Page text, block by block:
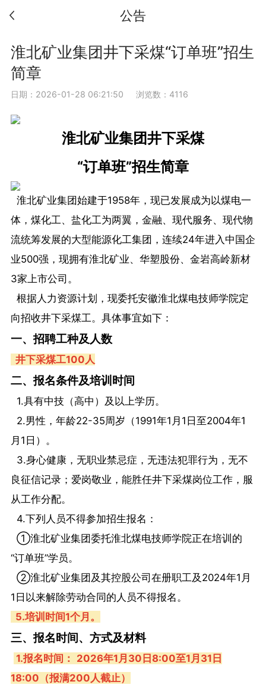
公告
淮北矿业集团井下采煤“订单班”招生
简章
日期：2026-01-28 06:21:50浏览数：4116
淮北矿业集团井下采煤
“订单班”招生简章
淮北矿业集团始建于1958年，现已发展成为以煤电一
体，煤化工、盐化工为两翼，金融、现代服务、现代物
流统筹发展的大型能源化工集团，连续24年进入中国企
业500强，现拥有淮北矿业、华塑股份、金岩高岭新材
3家上市公司。
根据人力资源计划，现委托安徽淮北煤电技师学院定
向招收井下采煤工。具体事宜如下：
一、招聘工种及人数
井下采煤工100人
二、报名条件及培训时间
1.具有中技（高中）及以上学历。
2.男性，年龄22-35周岁（1991年1月1日至2004年1
月1日）。
3.身心健康，无职业禁忌症，无违法犯罪行为，无不
良征信记录；爱岗敬业，能胜任井下采煤岗位工作，服
从工作分配。
4.下列人员不得参加招生报名：
①淮北矿业集团委托淮北煤电技师学院正在培训的
“订单班”学员。
②淮北矿业集团及其控股公司在册职工及2024年1月
1日以来解除劳动合同的人员不得报名。
5.培训时间1个月。
三、报名时间、方式及材料
1.报名时间： 2026年1月30日8:00至1月31日
18:00（报满200人截止）